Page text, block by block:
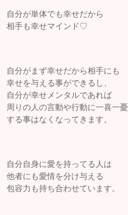
自分が単体でも幸せだから
相手も幸せマインド♡
自分がまず幸せだから相手にも
幸せを与える事ができるし、
自分が幸せメンタルであれば
周りの人の言動や行動に一喜一憂
する事はなくなってきます。
自分自身に愛を持ってる人は
他者にも愛情を分け与える
包容力も持ち合わせています。